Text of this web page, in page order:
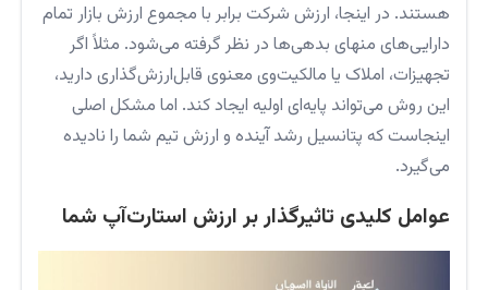
هستند. در اینجا، ارزش شرکت برابر با مجموع ارزش بازار تمام
دارایی‌های منهای بدهی‌ها در نظر گرفته می‌شود. مثلاً اگر
تجهیزات، املاک یا مالکیت‌وی معنوی قابل‌ارزش‌گذاری دارید،
این روش می‌تواند پایه‌ای اولیه ایجاد کند. اما مشکل اصلی
اینجاست که پتانسیل رشد آینده و ارزش تیم شما را نادیده
می‌گیرد.
عوامل کلیدی تاثیرگذار بر ارزش استارت‌آپ شما